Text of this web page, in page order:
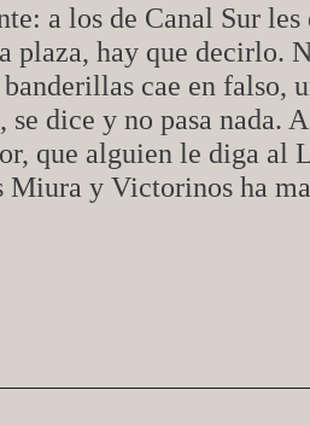
a los de Canal Sur les
plaza, hay que decirlo.
cae en falso,
se dice y no pasa nada.
que alguien le diga al
Miura y Victorinos ha